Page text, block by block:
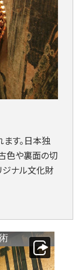
す。日本独
色や裏面の切
ジナル文化財